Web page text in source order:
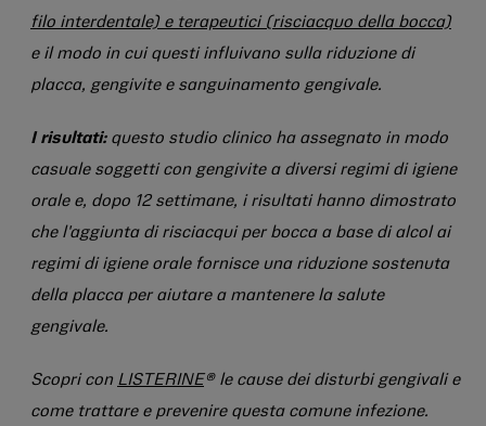
filo interdentale) e terapeutici (risciacquo della bocca)
e il modo in cui questi influivano sulla riduzione di
placca, gengivite e sanguinamento gengivale.
I risultati:questo studio clinico ha assegnato in modo
casuale soggetti con gengivite a diversi regimi di igiene
orale e, dopo 12 settimane, i risultati hanno dimostrato
che l'aggiunta di risciacqui per bocca a base di alcol ai
regimi di igiene orale fornisce una riduzione sostenuta
della placca per aiutare a mantenere la salute
gengivale.
Scopri con LISTERINE ® le cause dei disturbi gengivali e
come trattare e prevenire questa comune infezione.